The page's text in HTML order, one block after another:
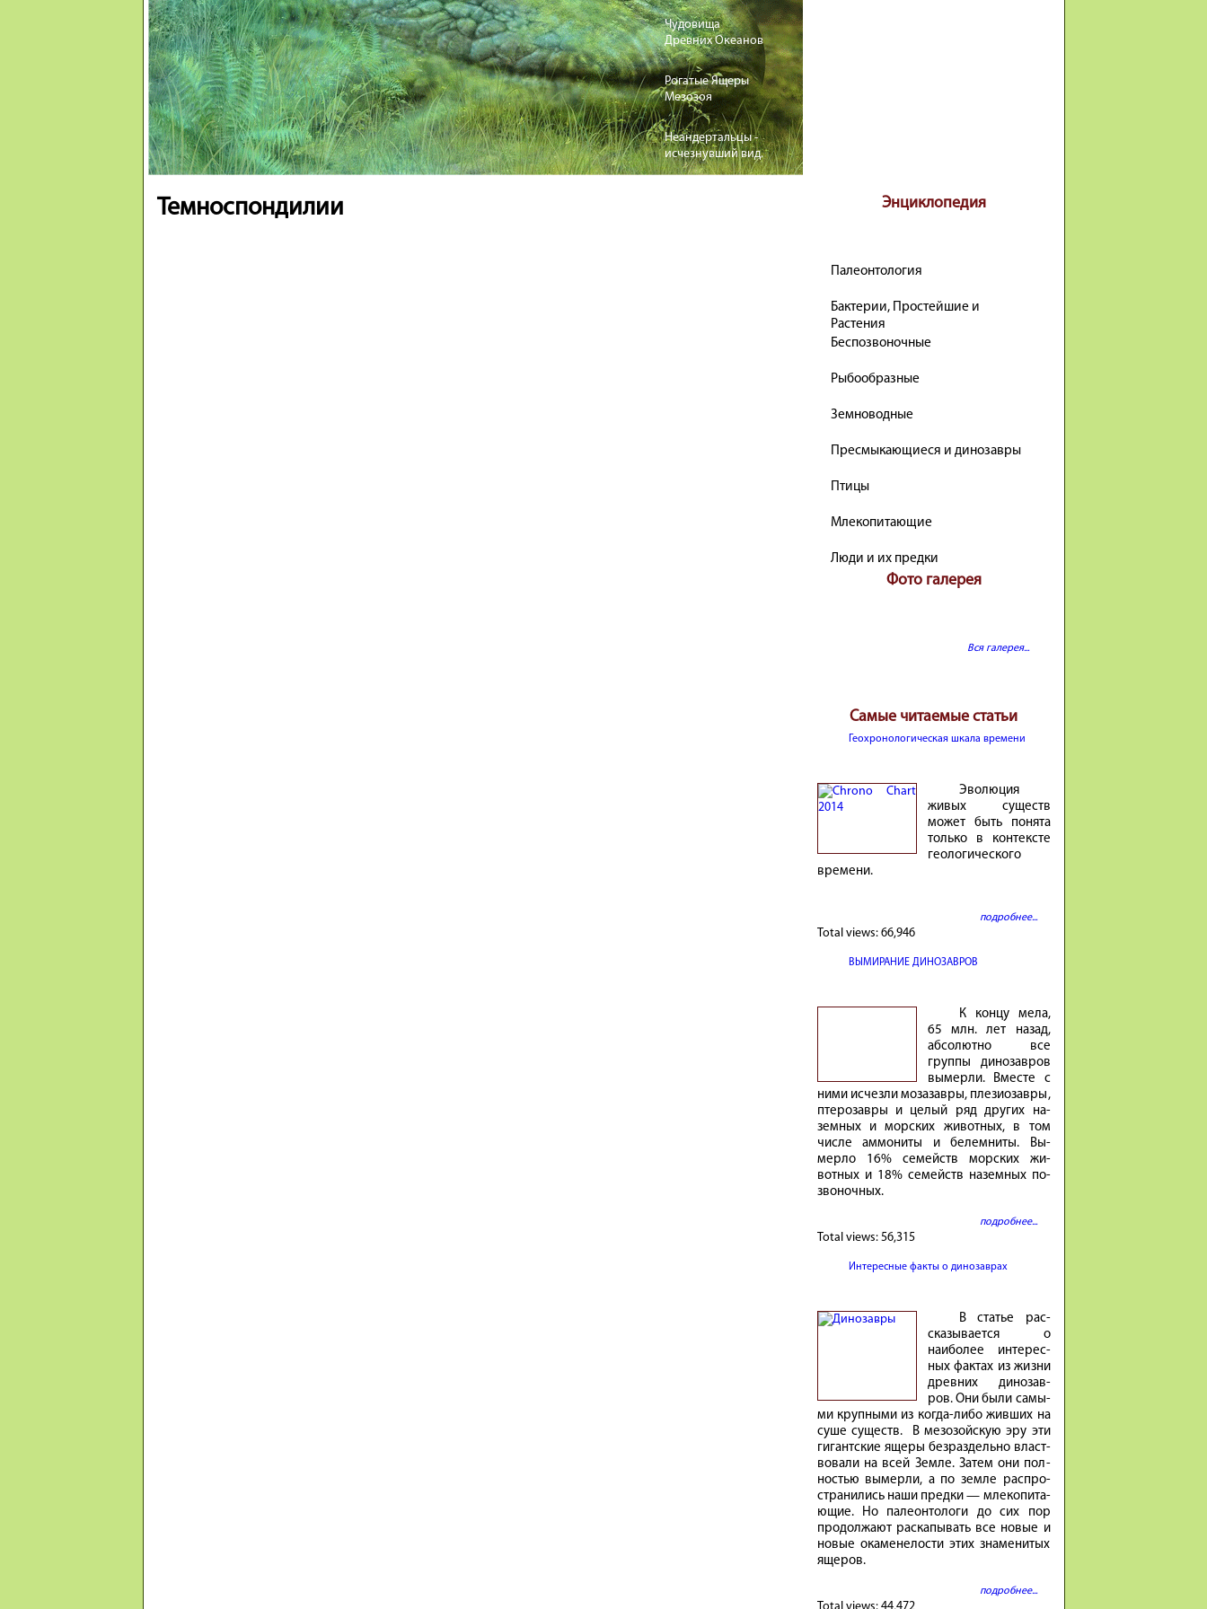
Чудовища
Древних Океанов
Рогатые Ящеры
Мезозоя
Неандертальцы -
исчезнувший вид.
Энциклопедия
Палеонтология
Бактерии, Простейшие и
Растения
Беспозвоночные
Рыбообразные
Земноводные
Пресмыкающиеся и динозавры
Птицы
Млекопитающие
Люди и их предки
Фото галерея
Вся галерея...
Самые читаемые статьи
Геохронологическая шкала времени
Эволюция
живых существ
может быть понята
только в контексте
геологического
времени.
подробнее...
Total views: 66,946
ВЫМИРАНИЕ ДИНОЗАВРОВ
К концу мела,
65 млн. лет на­зад,
аб­со­лютно все
группы ди­но­завров
вы­мерли. Вместе с
ними ис­чезли мо­за­завры, пле­зио­завры,
птеро­завры и це­лый ряд других на­
земных и мор­ских жи­вотных, в том
числе ам­мо­ниты и бе­лем­ниты. Вы­
мерло 16% се­мейств мор­ских жи­
вотных и 18% се­мейств на­земных по­
зво­ночных.
подробнее...
Total views: 56,315
Интересные факты о динозаврах
В ста­тье рас­
ска­зы­ва­ется о
наибо­лее инте­рес­
ных фак­тах из жиз­ни
древ­них ди­но­зав­
ров. Они бы­ли са­мы­
ми круп­ны­ми из ко­гда-либо жив­ших на
су­ше су­ществ. В ме­зо­зой­скую эру эти
ги­гант­ские яще­ры без­раз­дель­но власт­
во­ва­ли на всей Зем­ле. За­тем они пол­
но­стью вы­мер­ли, а по зем­ле рас­про­
стра­ни­лись на­ши пред­ки — мле­ко­пи­та­
ю­щие. Но па­ле­он­то­ло­ги до сих пор
про­дол­жа­ют рас­ка­пы­вать все но­вые и
но­вые ока­мене­ло­сти этих зна­ме­ни­тых
яще­ров.
подробнее...
Темноспондилии